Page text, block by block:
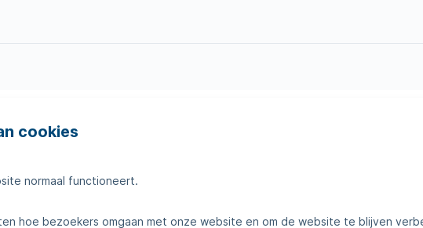
cookies
normaal functioneert.
hoe bezoekers omgaan met onze website en om de website te blijven
Storingen
Veelgestelde vragen